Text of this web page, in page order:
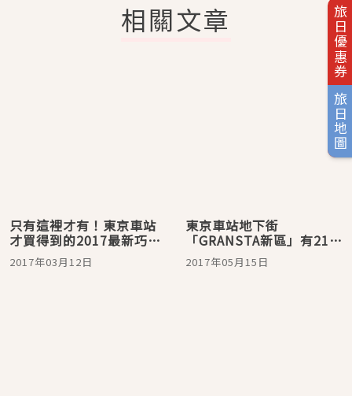
旅日優惠券
旅日地圖
相關文章
只有這裡才有！東京車站
才買得到的2017最新巧克
力及話題商品介紹！
2017年03月12日
東京車站地下街
「GRANSTA新區」有21家
商店新開幕！
2017年05月15日